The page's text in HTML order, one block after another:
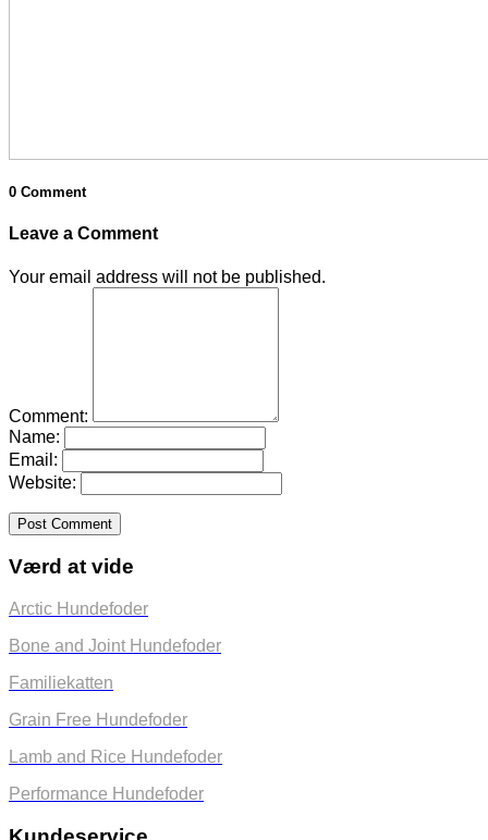
0 Comment
Leave a Comment
Your email address will not be published.
Comment:
Name:
Email:
Website:
Værd at vide
Arctic Hundefoder
Bone and Joint Hundefoder
Familiekatten
Grain Free Hundefoder
Lamb and Rice Hundefoder
Performance Hundefoder